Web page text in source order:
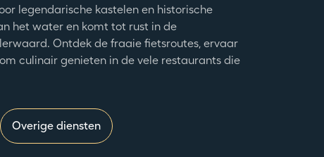
legendarische kastelen en historische
het water en komt tot rust in de
Ontdek de fraaie fietsroutes, ervaar
culinair genieten in de vele restaurants die
Overige diensten